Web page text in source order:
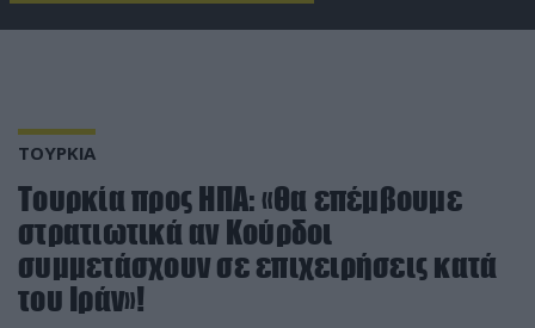
ΤΟΥΡΚΙΑ
Τουρκία προς ΗΠΑ: «Θα επέμβουμε
στρατιωτικά αν Κούρδοι
συμμετάσχουν σε επιχειρήσεις κατά
του Ιράν»!